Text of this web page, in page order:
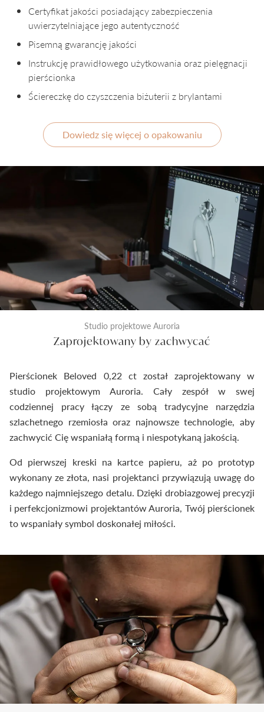
Certyfikat jakości posiadający zabezpieczenia
uwierzytelniające jego autentyczność
Pisemną gwarancję jakości
Instrukcję prawidłowego użytkowania oraz pielęgnacji
pierścionka
Ściereczkę do czyszczenia biżuterii z brylantami
Dowiedz się więcej o opakowaniu
Studio projektowe Auroria
Zaprojektowany by zachwycać
Pierścionek Beloved 0,22 ct został zaprojektowany w
studio projektowym Auroria. Cały zespół w swej
codziennej pracy łączy ze sobą tradycyjne narzędzia
szlachetnego rzemiosła oraz najnowsze technologie, aby
zachwycić Cię wspaniałą formą i niespotykaną jakością.
Od pierwszej kreski na kartce papieru, aż po prototyp
wykonany ze złota, nasi projektanci przywiązują uwagę do
każdego najmniejszego detalu. Dzięki drobiazgowej precyzji
i perfekcjonizmowi projektantów Auroria, Twój pierścionek
to wspaniały symbol doskonałej miłości.